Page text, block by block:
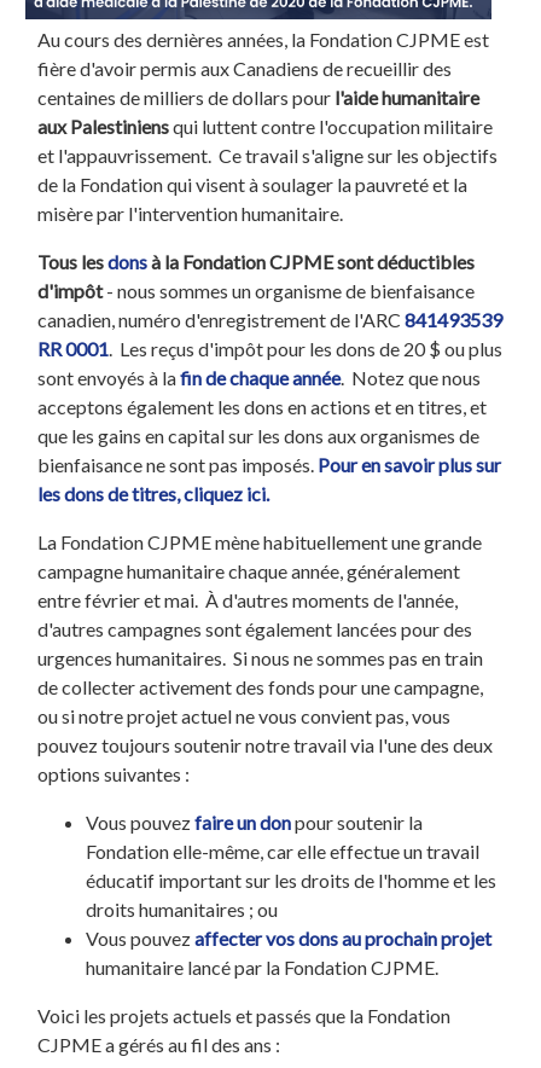
Au cours des dernières années, la Fondation CJPME est
fière d'avoir permis aux Canadiens de recueillir des
centaines de milliers de dollars pour l'aide humanitaire
aux Palestiniensqui luttent contre l'occupation militaire
et l'appauvrissement. Ce travail s'aligne sur les objectifs
de la Fondation qui visent à soulager la pauvreté et la
misère par l'intervention humanitaire.
Tous lesdonsà la Fondation CJPME sont déductibles
d'impôt- nous sommes un organisme de bienfaisance
canadien, numéro d'enregistrement de l'ARC841493539
RR 0001. Les reçus d'impôt pour les dons de 20 $ ou plus
sont envoyés à lafin de chaque année. Notez que nous
acceptons également les dons en actions et en titres, et
que les gains en capital sur les dons aux organismes de
bienfaisance ne sont pas imposés. Pour en savoir plus sur
les dons de titres, cliquez ici.
La Fondation CJPME mène habituellement une grande
campagne humanitaire chaque année, généralement
entre février et mai. À d'autres moments de l'année,
d'autres campagnes sont également lancées pour des
urgences humanitaires. Si nous ne sommes pas en train
de collecter activement des fonds pour une campagne,
ou si notre projet actuel ne vous convient pas, vous
pouvez toujours soutenir notre travail via l'une des deux
options suivantes :
Vous pouvezfaire un donpour soutenir la
Fondation elle-même, car elle effectue un travail
éducatif important sur les droits de l'homme et les
droits humanitaires ; ou
Vous pouvezaffecter vos dons au prochain projet
humanitaire lancé par la Fondation CJPME.
Voici les projets actuels et passés que la Fondation
CJPME a gérés au fil des ans :